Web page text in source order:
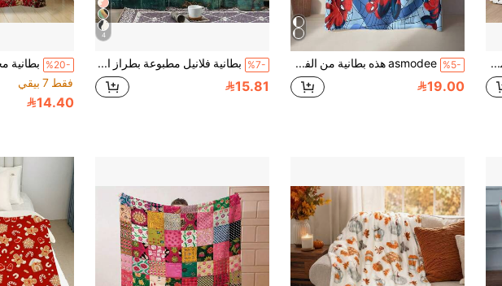
بطانية ناعمة وراحة حديثة من الفلانيل - بطانية نوم مطبوعة رقميًا بنمط زهري مصنوعة من البوليستر - مناسبة للأريكة والسرير والسفر وديكور المكتب المنزلي %5- asmodee هذه بطانية من الفلانيل بموضوع أنمي مع تأثير بصري حيوي وجذاب، تجمع بين الوظائف الزخرفية والعملية. يمكن استخدامها كهدية، بطانية رمية، بطانية تكييف هواء، بطانية أريكة، والمزيد - تجمع بين العملية والقيمة التذكارية.
19.00
4
%7- بطانية فلانيل مطبوعة بطراز الأزهار والطيور الياباني القديم - ناعمة ودافئة، مناسبة لجميع المواسم، للأريكة والسرير والسيارة والتخييم والمكتب - هدية ديكور منزلي مريحة
15.81
%20-
فقط 7 بيقي
14.40